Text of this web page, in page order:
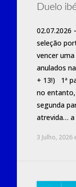
Duelo
02.07.2026
seleção
vencer
anulados
+ 13!) 1ª
no entanto,
segunda
atrevida…
3 Julho, 2026